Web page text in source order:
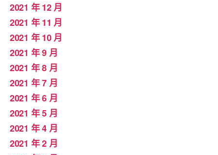
2021 年 12 月
2021 年 11 月
2021 年 10 月
2021 年 9 月
2021 年 8 月
2021 年 7 月
2021 年 6 月
2021 年 5 月
2021 年 4 月
2021 年 2 月